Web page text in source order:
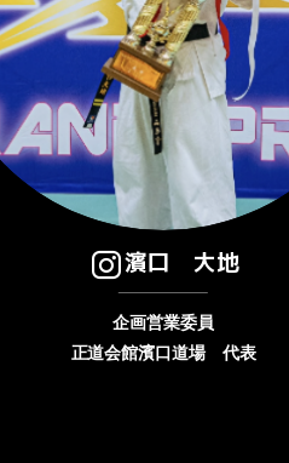
濱口 大地
企画営業委員
正道会館濱口道場 代表